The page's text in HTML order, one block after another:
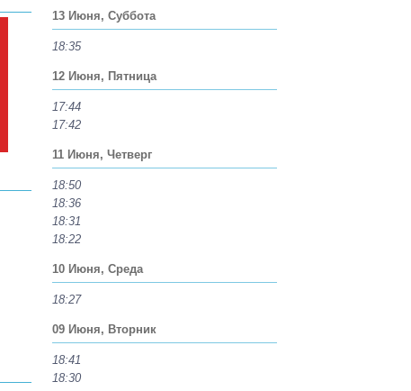
13 Июня, Суббота
18:35
12 Июня, Пятница
17:44
17:42
11 Июня, Четверг
18:50
18:36
18:31
18:22
10 Июня, Среда
18:27
09 Июня, Вторник
18:41
18:30